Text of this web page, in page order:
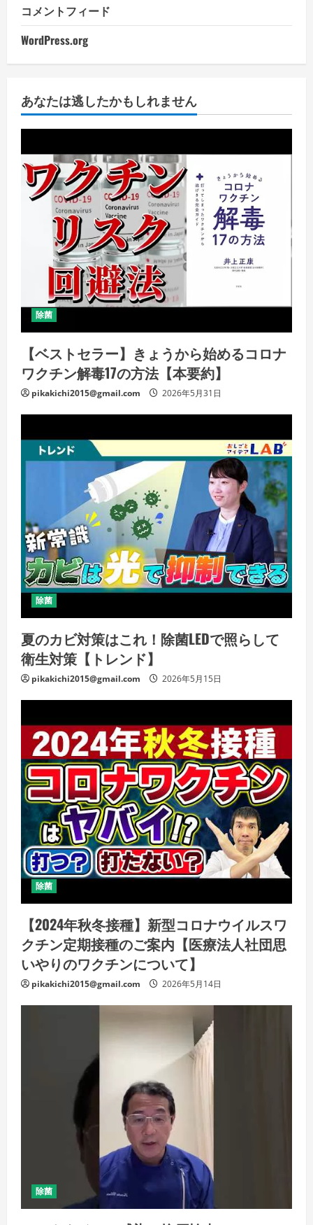
コメントフィード
WordPress.org
あなたは逃したかもしれません
除菌
【ベストセラー】きょうから始めるコロナ
ワクチン解毒17の方法【本要約】
pikakichi2015@gmail.com 2026年5月31日
除菌
夏のカビ対策はこれ！除菌LEDで照らして
衛生対策【トレンド】
pikakichi2015@gmail.com 2026年5月15日
除菌
【2024年秋冬接種】新型コロナウイルスワ
クチン定期接種のご案内【医療法人社団思
いやりのワクチンについて】
pikakichi2015@gmail.com 2026年5月14日
除菌